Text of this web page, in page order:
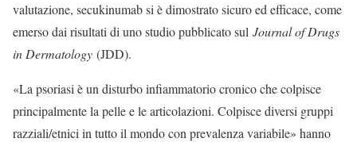
valutazione, secukinumab si è dimostrato sicuro ed efficace, come
emerso dai risultati di uno studio pubblicato sul Journal of Drugs
in Dermatology (JDD).
«La psoriasi è un disturbo infiammatorio cronico che colpisce
principalmente la pelle e le articolazioni. Colpisce diversi gruppi
razziali/etnici in tutto il mondo con prevalenza variabile» hanno